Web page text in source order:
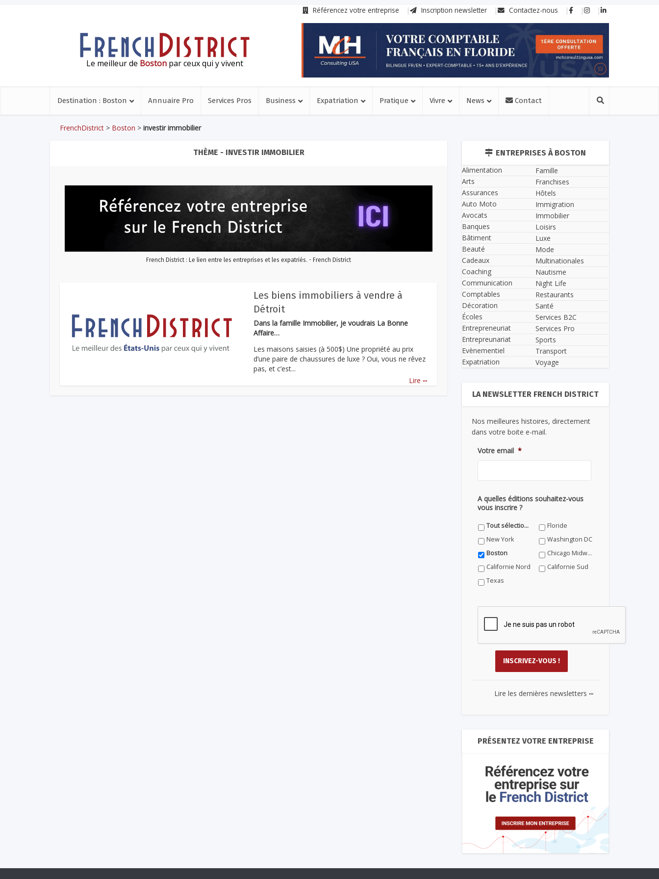
Référencez votre entreprise Inscription newsletter Contactez-nous
Le meilleur de Boston par ceux qui y vivent
Destination : Boston Annuaire Pro Services Pros Business Expatriation Pratique Vivre News Contact
FrenchDistrict > Boston > investir immobilier
THÈME - INVESTIR IMMOBILIER
French District : Le lien entre les entreprises et les expatriés. - French District
Les biens immobiliers à vendre à
Détroit
Dans la famille Immobilier, je voudrais La Bonne
Affaire…
Les maisons saisies (à 500$) Une propriété au prix
d’une paire de chaussures de luxe ? Oui, vous ne rêvez
pas, et c’est...
Lire ...
ENTREPRISES À BOSTON
Alimentation
Arts
Assurances
Auto Moto
Avocats
Banques
Bâtiment
Beauté
Cadeaux
Coaching
Communication
Comptables
Décoration
Écoles
Entrepreneuriat
Entrepreunariat
Evènementiel
Expatriation
Famille
Franchises
Hôtels
Immigration
Immobilier
Loisirs
Luxe
Mode
Multinationales
Nautisme
Night Life
Restaurants
Santé
Services B2C
Services Pro
Sports
Transport
Voyage
LA NEWSLETTER FRENCH DISTRICT
Nos meilleures histoires, directement
dans votre boite e-mail.
Votre email *
A quelles éditions souhaitez-vous
vous inscrire ?
Tout sélectionner
Floride
New York
Washington DC
Boston
Chicago Midwest
Californie Nord
Californie Sud
Texas
Lire les dernières newsletters ...
PRÉSENTEZ VOTRE ENTREPRISE